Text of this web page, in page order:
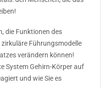
die Funktionen des
Führungsmodelle
verändern können!
System Gehirn-Körper auf
und wie Sie es